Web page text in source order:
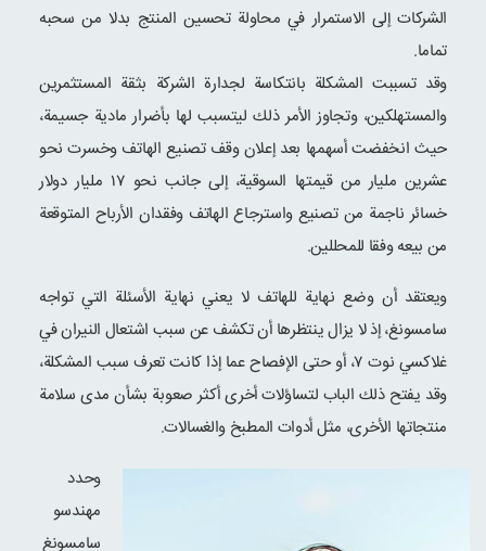
الشركات إلى الاستمرار في محاولة تحسين المنتج بدلا من سحبه
تماما.
وقد تسببت المشكلة بانتكاسة لجدارة الشركة بثقة المستثمرين
والمستهلكين، وتجاوز الأمر ذلك ليتسبب لها بأضرار مادية جسيمة،
حيث انخفضت أسهمها بعد إعلان وقف تصنيع الهاتف وخسرت نحو
عشرين مليار من قيمتها السوقية، إلى جانب نحو ۱۷ مليار دولار
خسائر ناجمة من تصنيع واسترجاع الهاتف وفقدان الأرباح المتوقعة
من بيعه وفقا للمحللين.
ويعتقد أن وضع نهاية للهاتف لا يعني نهاية الأسئلة التي تواجه
سامسونغ، إذ لا يزال ينتظرها أن تكشف عن سبب اشتعال النيران في
غلاكسي نوت ۷، أو حتى الإفصاح عما إذا كانت تعرف سبب المشكلة،
وقد يفتح ذلك الباب لتساؤلات أخرى أكثر صعوبة بشأن مدى سلامة
منتجاتها الأخرى، مثل أدوات المطبخ والغسالات.
وحدد
مهندسو
سامسونغ